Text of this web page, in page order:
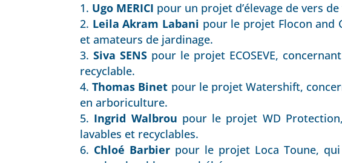
Ugo MERICI pour un projet d’élevage de vers
Leila Akram Labani pour le projet Flocon and
et amateurs de jardinage.
Siva SENS pour le projet ECOSEVE,
recyclable.
Thomas Binet pour le projet Watershift,
en arboriculture.
Ingrid Walbrou pour le projet WD
lavables et recyclables.
Chloé Barbier pour le projet Loca Toune,